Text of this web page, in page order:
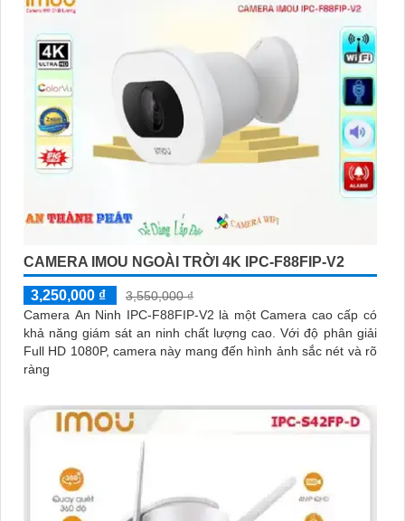
CAMERA IMOU NGOÀI TRỜI 4K IPC-F88FIP-V2
3,250,000 ₫
3,550,000 ₫
Camera An Ninh IPC-F88FIP-V2 là một Camera cao cấp có
khả năng giám sát an ninh chất lượng cao. Với độ phân giải
Full HD 1080P, camera này mang đến hình ảnh sắc nét và rõ
ràng